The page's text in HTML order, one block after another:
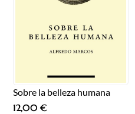
Sobre la belleza humana
12,00€